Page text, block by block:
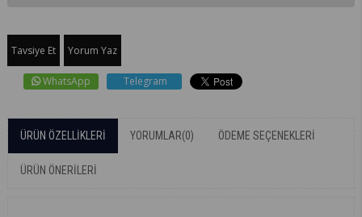
Tavsiye Et Yorum Yaz
WhatsApp Telegram
ÜRÜN ÖZELLIKLERI YORUMLAR(0) ÖDEME SEÇENEKLERI
ÜRÜN ÖNERILERI